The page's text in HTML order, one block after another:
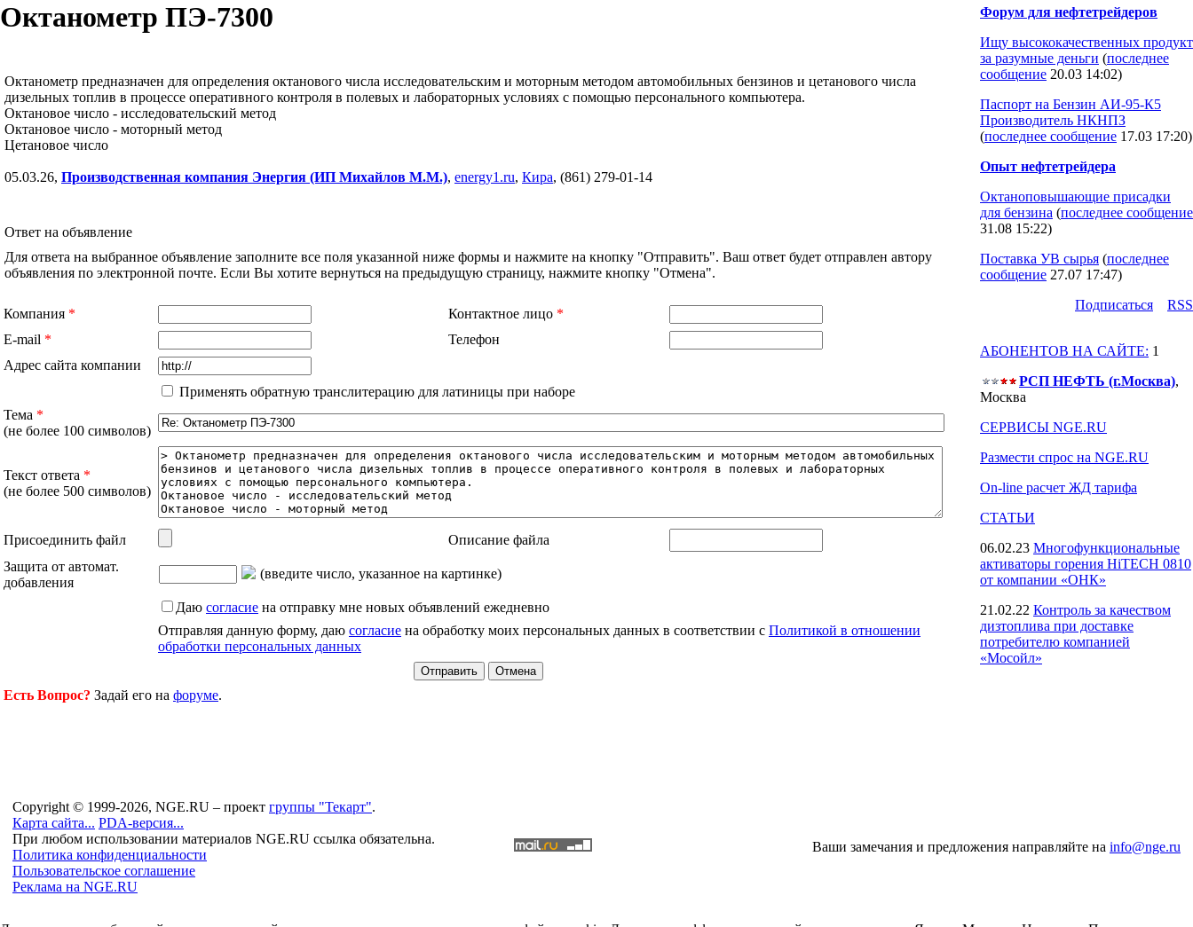
Октанометр ПЭ-7300
Октанометр предназначен для определения октанового числа исследовательским и моторным методом автомобильных бензинов и цетанового числа
дизельных топлив в процессе оперативного контроля в полевых и лабораторных условиях с помощью персонального компьютера.
Октановое число - исследовательский метод
Октановое число - моторный метод
Цетановое число
05.03.26, Производственная компания Энергия (ИП Михайлов М.М.), energy1.ru, Кира, (861) 279-01-14
Ответ на объявление
Для ответа на выбранное объявление заполните все поля указанной ниже формы и нажмите на кнопку "Отправить". Ваш ответ будет отправлен автору
объявления по электронной почте. Если Вы хотите вернуться на предыдущую страницу, нажмите кнопку "Отмена".
Компания * Контактное лицо *
E-mail *
Телефон
Адрес сайта компании
Применять обратную транслитерацию для латиницы при наборе
Тема *
(не более 100 символов)
Текст ответа *
(не более 500 символов)
Присоединить файл
Описание файла
Защита от автомат.
добавления
(введите число, указанное на картинке)
Даю согласие на отправку мне новых объявлений ежедневно
Отправляя данную форму, даю согласие на обработку моих персональных данных в соответствии с Политикой в отношении
обработки персональных данных
Есть Вопрос? Задай его на форуме.
Форум для нефтетрейдеров
Ищу высококачественных продукт
за разумные деньги (последнее
сообщение 20.03 14:02)
Паспорт на Бензин АИ-95-К5
Производитель НКНПЗ
(последнее сообщение 17.03 17:20)
Опыт нефтетрейдера
Октаноповышающие присадки
для бензина (последнее сообщение
31.08 15:22)
Поставка УВ сырья (последнее
сообщение 27.07 17:47)
Подпиcаться
RSS
АБОНЕНТОВ НА САЙТЕ: 1
РСП НЕФТЬ (г.Москва),
Москва
СЕРВИСЫ NGE.RU
Размести спрос на NGE.RU
On-line расчет ЖД тарифа
СТАТЬИ
06.02.23 Многофункциональные
активаторы горения HiTECH 0810
от компании «ОНК»
21.02.22 Контроль за качеством
дизтоплива при доставке
потребителю компанией
«Мосойл»
Copyright © 1999-2026, NGE.RU – проект группы "Текарт".
Карта сайта... PDA-версия...
При любом использовании материалов NGE.RU ссылка обязательна.
Политика конфиденциальности
Пользовательское соглашение
Реклама на NGE.RU
Ваши замечания и предложения направляйте на info@nge.ru